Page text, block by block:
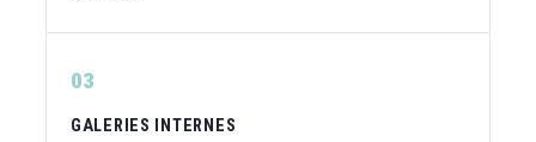
03
GALERIES INTERNES